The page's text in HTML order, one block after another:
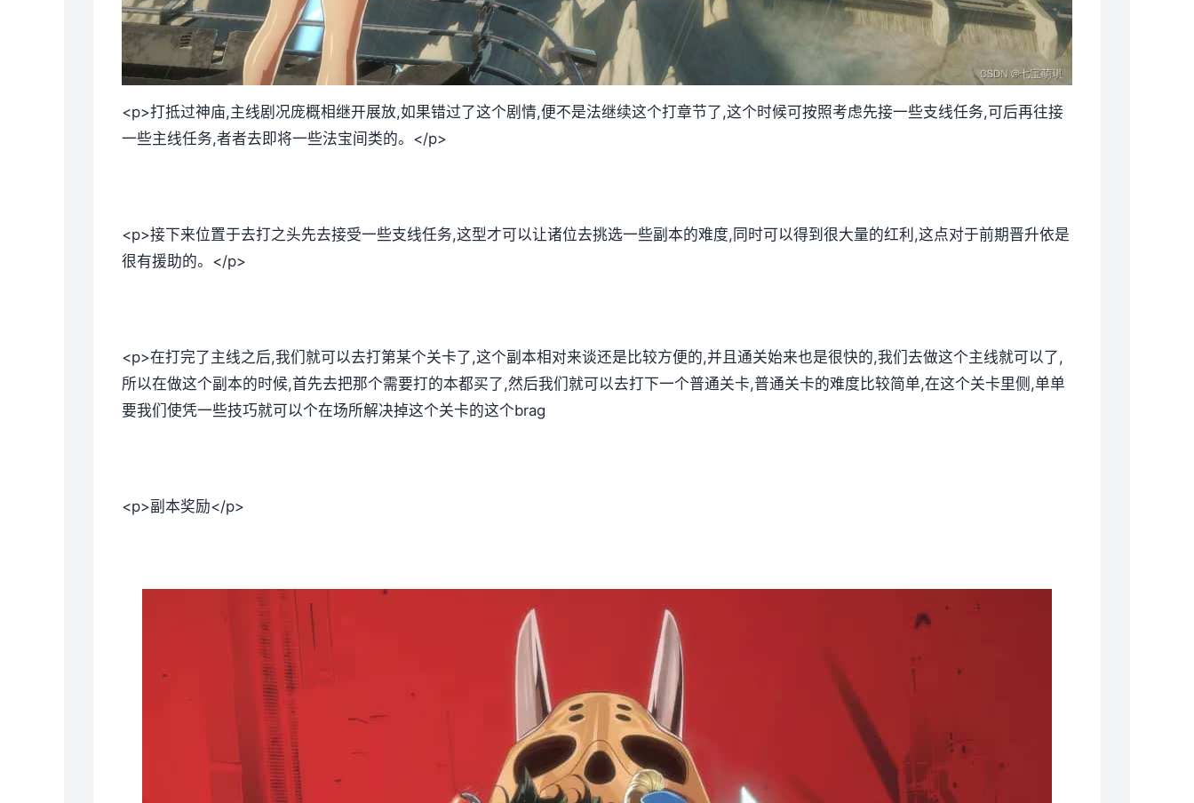
<p>打抵过神庙,主线剧况庞概相继开展放,如果错过了这个剧情,便不是法继续这个打章节了,这个时候可按照考虑先接一些支线任务,可后再往接
一些主线任务,者者去即将一些法宝间类的。</p>
<p>接下来位置于去打之头先去接受一些支线任务,这型才可以让诸位去挑选一些副本的难度,同时可以得到很大量的红利,这点对于前期晋升依是
很有援助的。</p>
<p>在打完了主线之后,我们就可以去打第某个关卡了,这个副本相对来谈还是比较方便的,并且通关始来也是很快的,我们去做这个主线就可以了,
所以在做这个副本的时候,首先去把那个需要打的本都买了,然后我们就可以去打下一个普通关卡,普通关卡的难度比较简单,在这个关卡里侧,单单
要我们使凭一些技巧就可以个在场所解决掉这个关卡的这个brag
<p>副本奖励</p>